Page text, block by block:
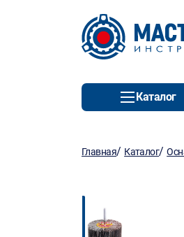
Каталог
Главная/ Каталог/